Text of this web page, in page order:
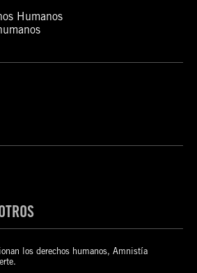
Humanos
los derechos humanos, Amnistía